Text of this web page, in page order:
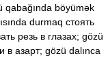
qabağında böyümək
durmaq стоять
резь в глазах; gözü
в азарт; gözü dalınca